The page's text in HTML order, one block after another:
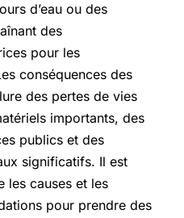
d’eau ou des
des
pour les
conséquences des
des pertes de vies
importants, des
publics et des
significatifs. Il est
les causes et les
pour prendre des